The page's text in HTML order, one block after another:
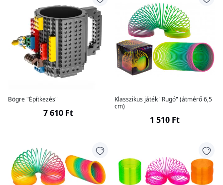
Bögre "Építkezés"
7 610 Ft
Klasszikus játék "Rugó" (átmérő 6,5
cm)
1 510 Ft